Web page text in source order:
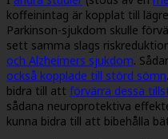
koffeinintag är kopplat till
Parkinson-sjukdom skulle
sett samma slags
och Alzheimers sjukdom.
också kopplade till störd sömn.
bidra till att förvärra dessa
sådana neuroprotektiva
kunna bidra till att bibehålla